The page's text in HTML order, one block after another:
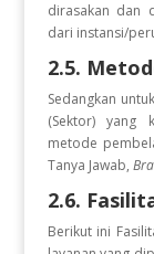
dirasakan dan
dari instansi/
2.5.
Sedangkan
(Sektor)yang
metode
Tanya Jawab,
2.6.
Berikut ini